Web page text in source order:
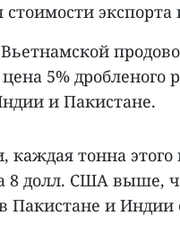
стоимости
цена 5%
и Пакистане.
каждая тонна
8 долл. США выше,
и Индии